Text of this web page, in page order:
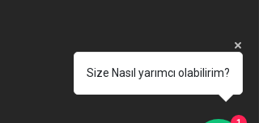
Size Nasıl yarımcı olabilirim?